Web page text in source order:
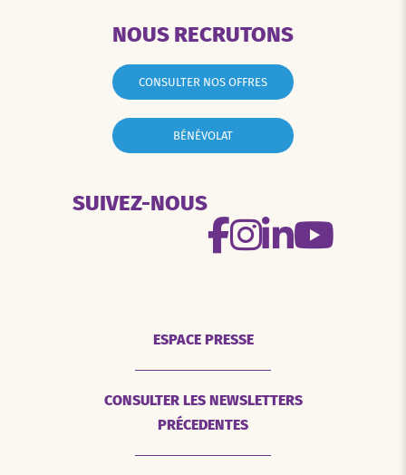
NOUS RECRUTONS
CONSULTER NOS OFFRES
BÉNÉVOLAT
SUIVEZ-NOUS
ESPACE PRESSE
CONSULTER LES NEWSLETTERS
PRÉCEDENTES